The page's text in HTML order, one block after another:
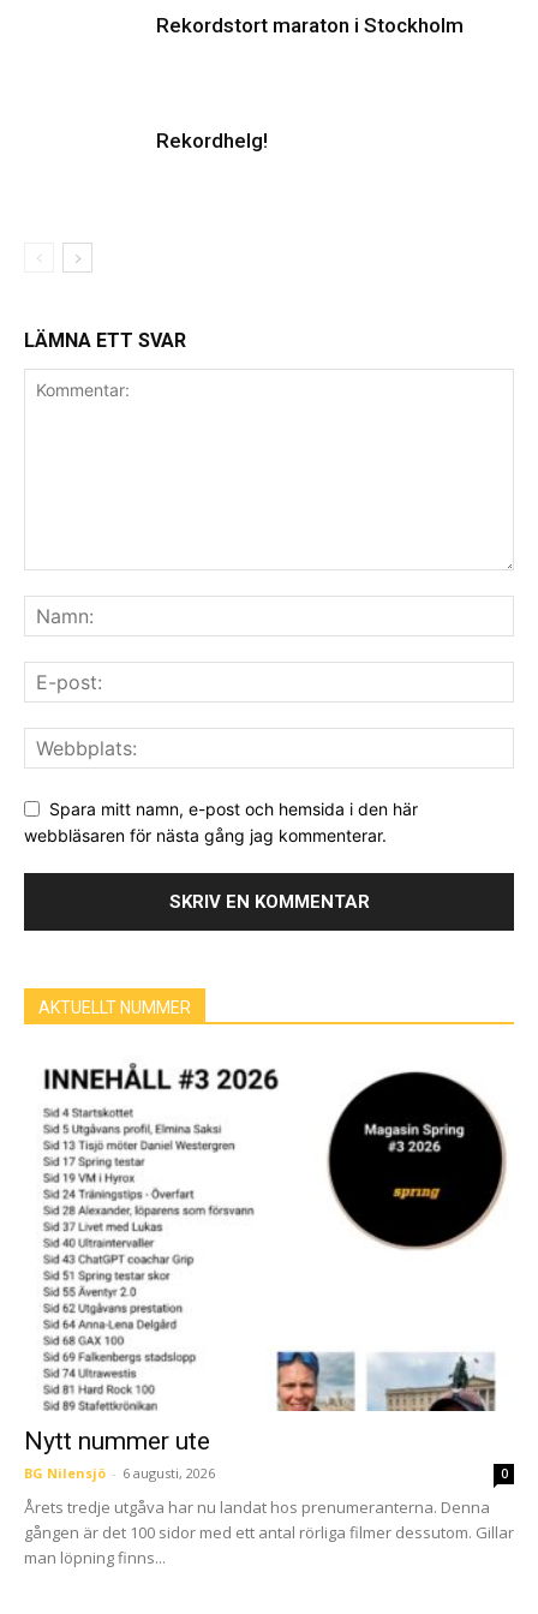
Rekordstort maraton i Stockholm
Rekordhelg!
LÄMNA ETT SVAR
Spara mitt namn, e-post och hemsida i den här
webbläsaren för nästa gång jag kommenterar.
AKTUELLT NUMMER
Nytt nummer ute
BG Nilensjö - 6 augusti, 2026 0
Årets tredje utgåva har nu landat hos prenumeranterna. Denna
gången är det 100 sidor med ett antal rörliga filmer dessutom. Gillar
man löpning finns...